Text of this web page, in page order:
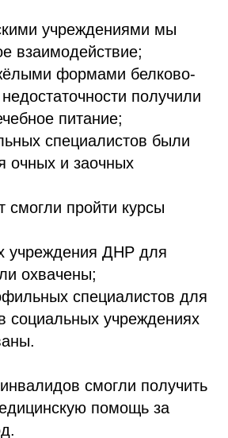
учреждениями мы
взаимодействие;
формами белково-
получили
питание;
специалистов были
очных и заочных
смогли пройти курсы
учреждения ДНР для
охвачены;
специалистов для
социальных учреждениях
смогли получить
помощь за